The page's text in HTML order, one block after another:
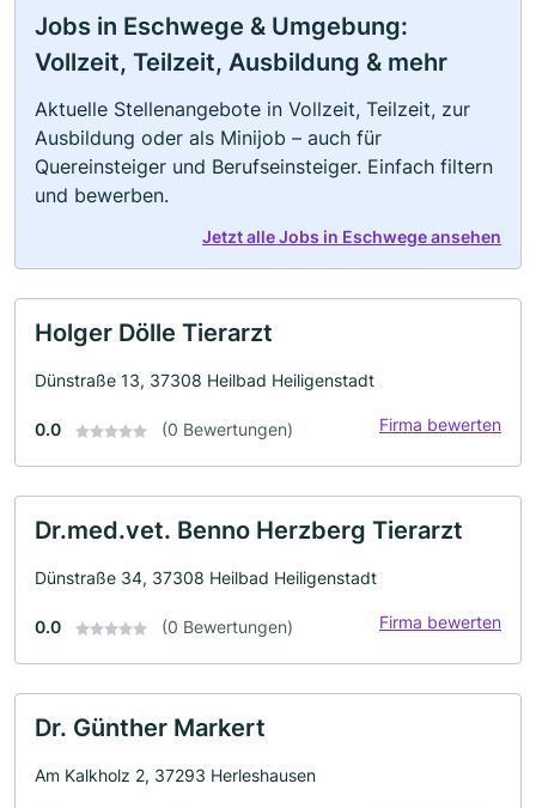
Jobs in Eschwege & Umgebung:
Vollzeit, Teilzeit, Ausbildung & mehr
Aktuelle Stellenangebote in Vollzeit, Teilzeit, zur
Ausbildung oder als Minijob – auch für
Quereinsteiger und Berufseinsteiger. Einfach filtern
und bewerben.
Jetzt alle Jobs in Eschwege ansehen
Holger Dölle Tierarzt
Dünstraße 13, 37308 Heilbad Heiligenstadt
0.0 (0 Bewertungen) Firma bewerten
Dr.med.vet. Benno Herzberg Tierarzt
Dünstraße 34, 37308 Heilbad Heiligenstadt
0.0 (0 Bewertungen) Firma bewerten
Dr. Günther Markert
Am Kalkholz 2, 37293 Herleshausen